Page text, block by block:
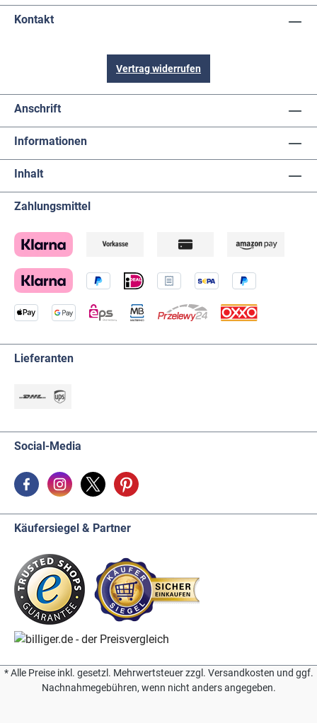
Kontakt
Vertrag widerrufen
Anschrift
Informationen
Inhalt
Zahlungsmittel
Lieferanten
Social-Media
Käufersiegel & Partner
* Alle Preise inkl. gesetzl. Mehrwertsteuer zzgl. Versandkosten und ggf.
Nachnahmegebühren, wenn nicht anders angegeben.